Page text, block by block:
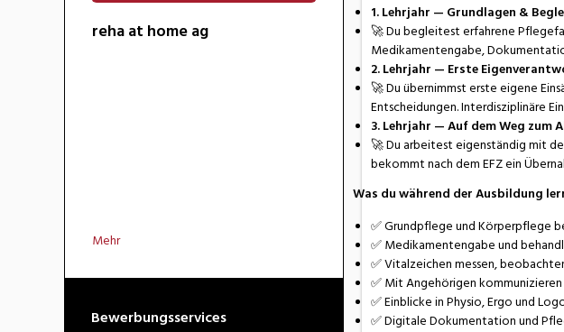
reha at home ag
Mehr
Bewerbungsservices
1. Lehrjahr — Grundlagen &
🚀 Du begleitest erfahrene
Medikamentengabe,
2. Lehrjahr — Erste
🚀 Du übernimmst erste eigene
Entscheidungen. Interdisziplinäre
3. Lehrjahr — Auf dem Weg zum
🚀 Du arbeitest eigenständig mit
bekommt nach dem EFZ ein
Was du während der Ausbildung
✅ Grundpflege und Körperpflege
✅ Medikamentengabe und
✅ Vitalzeichen messen,
✅ Mit Angehörigen
✅ Einblicke in Physio, Ergo und
✅ Digitale Dokumentation und